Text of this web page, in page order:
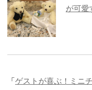
が可愛
「 ゲストが喜ぶ！ミニ